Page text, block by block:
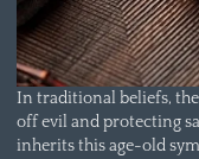
In traditional beliefs,
off evil and protecting
inherits this age-old